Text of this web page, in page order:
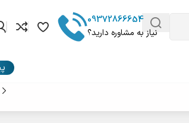
09372866654
نیاز به مشاوره دارید؟